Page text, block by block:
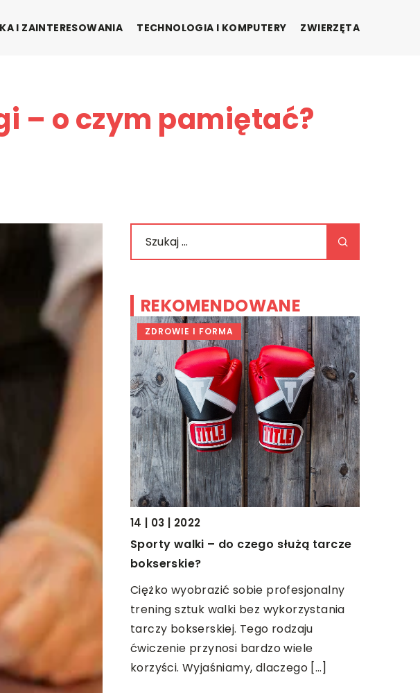
I ZAINTERESOWANIA TECHNOLOGIA I KOMPUTERY ZWIERZĘTA
– o czym pamiętać?
REKOMENDOWANE
BUDOWNICTWO
cegły w aranżacji
dostępna jest w wielu
czasy stanowi
do takich
jadalnie czy […]
ZDROWIE I FORMA
14 | 03 | 2022
Sporty walki – do czego służą tarcze
bokserskie?
Ciężko wyobrazić sobie profesjonalny
trening sztuk walki bez wykorzystania
tarczy bokserskiej. Tego rodzaju
ćwiczenie przynosi bardzo wiele
korzyści. Wyjaśniamy, dlaczego […]